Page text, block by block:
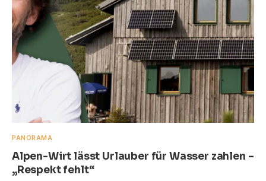
PANORAMA
Alpen-Wirt lässt Urlauber für Wasser zahlen –
„Respekt fehlt“